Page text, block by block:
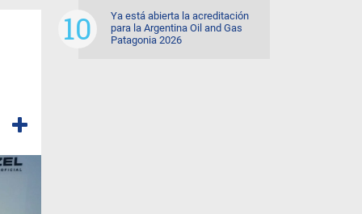
Ya está abierta la acreditación
para la Argentina Oil and Gas
Patagonia 2026